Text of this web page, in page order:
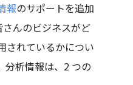
報のサポートを追加
んのビジネスがど
されているかについ
分析情報は、2 つの